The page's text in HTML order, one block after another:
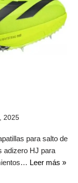
2025
para salto de
adizero HJ para
Leer más »